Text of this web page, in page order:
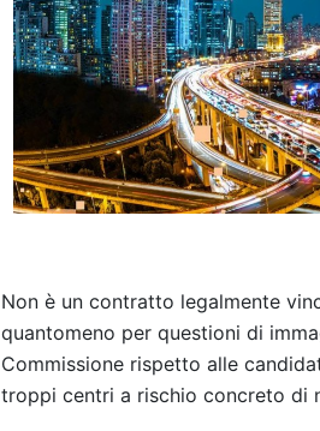
Non è un contratto legalmente
quantomeno per questioni di
Commissione rispetto alle
troppi centri a rischio concreto di